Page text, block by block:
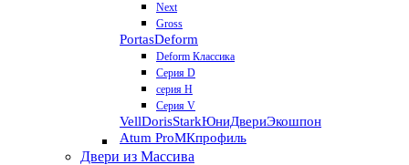
Next
Gross
PortasDeform
Deform Классика
Серия D
серия H
Серия V
VellDorisStarkЮниДвериЭкошпон
Atum ProМКпрофиль
Двери из Массива